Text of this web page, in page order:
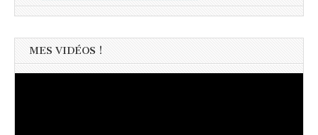
MES VIDÉOS !